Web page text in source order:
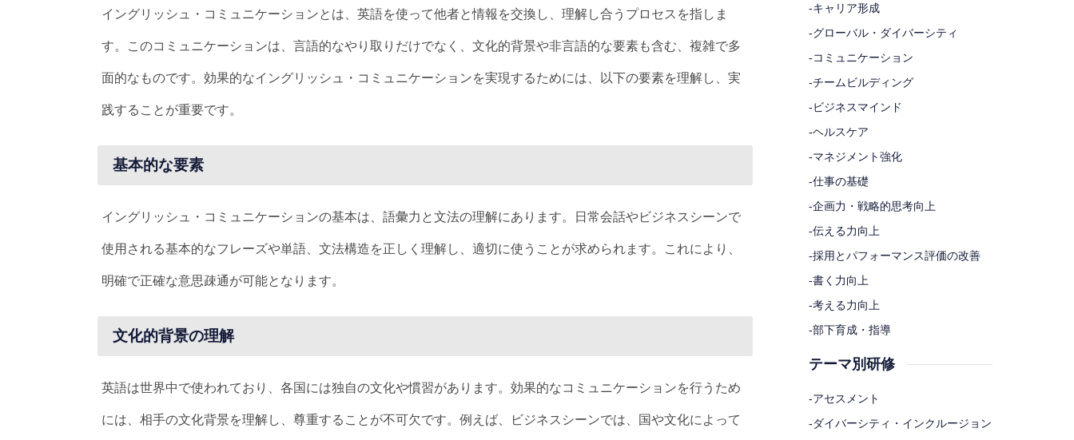
イングリッシュ・コミュニケーションとは、英語を使って他者と情報を交換し、理解し合うプロセスを指しま
す。このコミュニケーションは、言語的なやり取りだけでなく、文化的背景や非言語的な要素も含む、複雑で多
面的なものです。効果的なイングリッシュ・コミュニケーションを実現するためには、以下の要素を理解し、実
践することが重要です。
基本的な要素
イングリッシュ・コミュニケーションの基本は、語彙力と文法の理解にあります。日常会話やビジネスシーンで
使用される基本的なフレーズや単語、文法構造を正しく理解し、適切に使うことが求められます。これにより、
明確で正確な意思疎通が可能となります。
文化的背景の理解
英語は世界中で使われており、各国には独自の文化や慣習があります。効果的なコミュニケーションを行うため
には、相手の文化背景を理解し、尊重することが不可欠です。例えば、ビジネスシーンでは、国や文化によって
-キャリア形成
-グローバル・ダイバーシティ
-コミュニケーション
-チームビルディング
-ビジネスマインド
-ヘルスケア
-マネジメント強化
-仕事の基礎
-企画力・戦略的思考向上
-伝える力向上
-採用とパフォーマンス評価の改善
-書く力向上
-考える力向上
-部下育成・指導
テーマ別研修
-アセスメント
-ダイバーシティ・インクルージョン